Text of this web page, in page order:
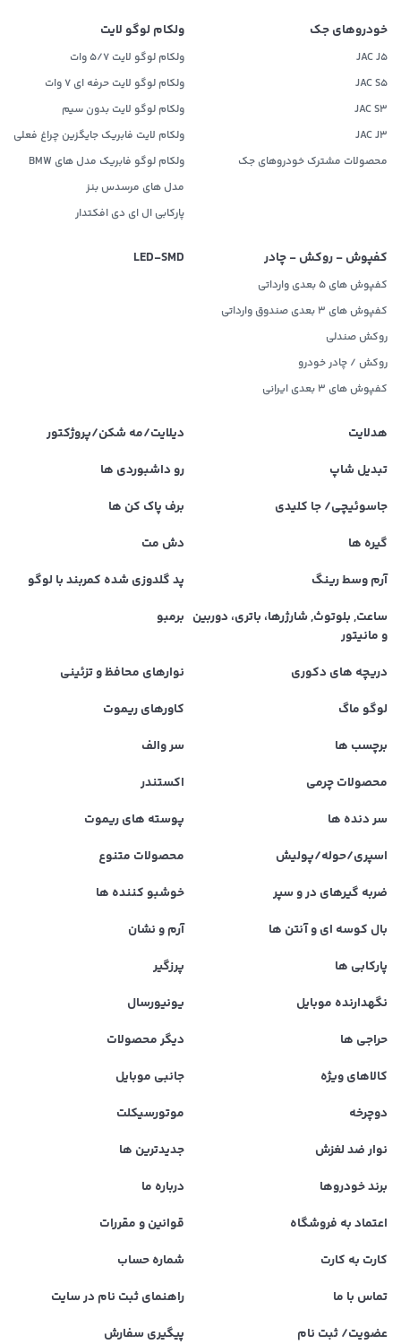
خودروهای جک
JAC J5
JAC S5
JAC S3
JAC J3
محصولات مشترک خودروهای جک
ولکام لوگو لایت
ولکام لوگو لایت 5/7 وات
ولکام لوگو لایت حرفه ای 7 وات
ولکام لوگو لایت بدون سیم
ولکام لایت فابریک جایگزین چراغ فعلی
ولکام لوگو فابریک مدل های BMW
مدل های مرسدس بنز
پارکابی ال ای دی افکتدار
کفپوش - روکش - چادر
کفپوش های 5 بعدی وارداتی
کفپوش های 3 بعدی صندوق وارداتی
روکش صندلی
روکش / چادر خودرو
کفپوش های ۳ بعدی ایرانی
LED‌-SMD
هدلایت
دیلایت/مه شکن/پروژکتور
تبدیل شاپ
رو داشبوردی ها
جاسوئیچی/ جا کلیدی
برف پاک کن ها
گیره ها
دش مت
آرم وسط رینگ
پد گلدوزی شده کمربند با لوگو
ساعت, بلوتوث, شارژرها، باتری، دوربین
و مانیتور
برمبو
دریچه های دکوری
نوارهای محافظ و تزئینی
لوگو ماگ
کاورهای ریموت
برچسب ها
سر والف
محصولات چرمی
اکستندر
سر دنده ها
پوسته های ریموت
اسپری/حوله/پولیش
محصولات متنوع
ضربه گیرهای در و سپر
خوشبو کننده ها
بال کوسه ای و آنتن ها
آرم و نشان
پارکابی ها
پرزگیر
نگهدارنده موبایل
یونیورسال
حراجی ها
دیگر محصولات
کالاهای ویژه
جانبی موبایل
دوچرخه
موتورسیکلت
نوار ضد لغزش
جدیدترین ها
برند خودروها
درباره ما
اعتماد به فروشگاه
قوانین و مقررات
کارت به کارت
شماره حساب
تماس با ما
راهنمای ثبت نام در سایت
عضویت/ ثبت نام
پیگیری سفارش